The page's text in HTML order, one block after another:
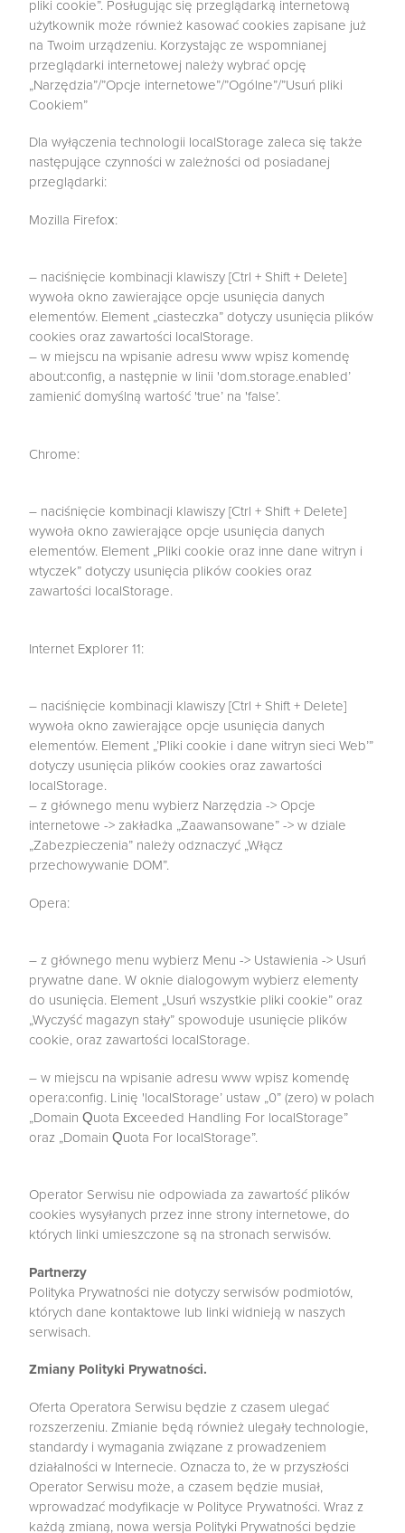
pliki cookie”. Posługując się przeglądarką internetową
użytkownik może również kasować cookies zapisane już
na Twoim urządzeniu. Korzystając ze wspomnianej
przeglądarki internetowej należy wybrać opcję
„Narzędzia”/”Opcje internetowe”/”Ogólne”/”Usuń pliki
Cookiem”
Dla wyłączenia technologii localStorage zaleca się także
następujące czynności w zależności od posiadanej
przeglądarki:
Mozilla Firefox:
– naciśnięcie kombinacji klawiszy [Ctrl + Shift + Delete]
wywoła okno zawierające opcje usunięcia danych
elementów. Element „ciasteczka” dotyczy usunięcia plików
cookies oraz zawartości localStorage.
– w miejscu na wpisanie adresu www wpisz komendę
about:config, a następnie w linii 'dom.storage.enabled’
zamienić domyślną wartość 'true’ na 'false’.
Chrome:
– naciśnięcie kombinacji klawiszy [Ctrl + Shift + Delete]
wywoła okno zawierające opcje usunięcia danych
elementów. Element „Pliki cookie oraz inne dane witryn i
wtyczek” dotyczy usunięcia plików cookies oraz
zawartości localStorage.
Internet Explorer 11:
– naciśnięcie kombinacji klawiszy [Ctrl + Shift + Delete]
wywoła okno zawierające opcje usunięcia danych
elementów. Element „’Pliki cookie i dane witryn sieci Web’”
dotyczy usunięcia plików cookies oraz zawartości
localStorage.
– z głównego menu wybierz Narzędzia -> Opcje
internetowe -> zakładka „Zaawansowane” -> w dziale
„Zabezpieczenia” należy odznaczyć „Włącz
przechowywanie DOM”.
Opera:
– z głównego menu wybierz Menu -> Ustawienia -> Usuń
prywatne dane. W oknie dialogowym wybierz elementy
do usunięcia. Element „Usuń wszystkie pliki cookie” oraz
„Wyczyść magazyn stały” spowoduje usunięcie plików
cookie, oraz zawartości localStorage.
– w miejscu na wpisanie adresu www wpisz komendę
opera:config. Linię 'localStorage’ ustaw „0” (zero) w polach
„Domain Quota Exceeded Handling For localStorage”
oraz „Domain Quota For localStorage”.
Operator Serwisu nie odpowiada za zawartość plików
cookies wysyłanych przez inne strony internetowe, do
których linki umieszczone są na stronach serwisów.
Partnerzy
Polityka Prywatności nie dotyczy serwisów podmiotów,
których dane kontaktowe lub linki widnieją w naszych
serwisach.
Zmiany Polityki Prywatności.
Oferta Operatora Serwisu będzie z czasem ulegać
rozszerzeniu. Zmianie będą również ulegały technologie,
standardy i wymagania związane z prowadzeniem
działalności w Internecie. Oznacza to, że w przyszłości
Operator Serwisu może, a czasem będzie musiał,
wprowadzać modyfikacje w Polityce Prywatności. Wraz z
każdą zmianą, nowa wersja Polityki Prywatności będzie